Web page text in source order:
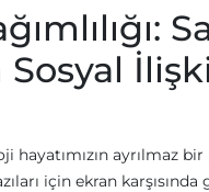
Sosyal
hayatımızın ayrılmaz bir
için ekran karşısında